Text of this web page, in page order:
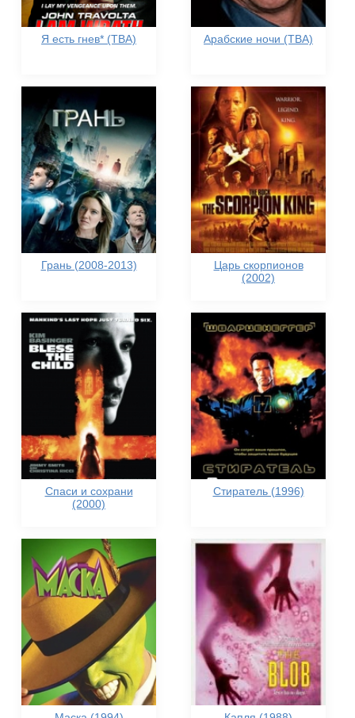
Я есть гнев* (TBA) Арабские ночи (TBA)
Грань (2008-2013)
Царь скорпионов
(2002)
Спаси и сохрани
(2000)
Стиратель (1996)